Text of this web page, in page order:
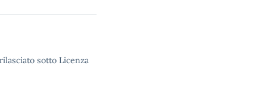
sotto Licenza